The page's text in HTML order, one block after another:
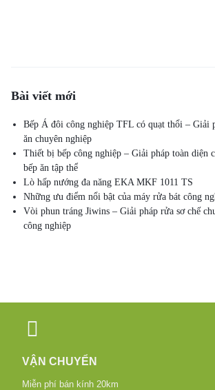
Bài viết mới
Bếp Á đôi công nghiệp TFL có quạt thổi – Giải
ăn chuyên nghiệp
Thiết bị bếp công nghiệp – Giải pháp toàn diện
bếp ăn tập thể
Lò hấp nướng đa năng EKA MKF 1011 TS
Những ưu điểm nổi bật của máy rửa bát công
Vòi phun tráng Jiwins – Giải pháp rửa sơ chế
công nghiệp
VẬN CHUYỂN
Miễn phí bán kính 20km